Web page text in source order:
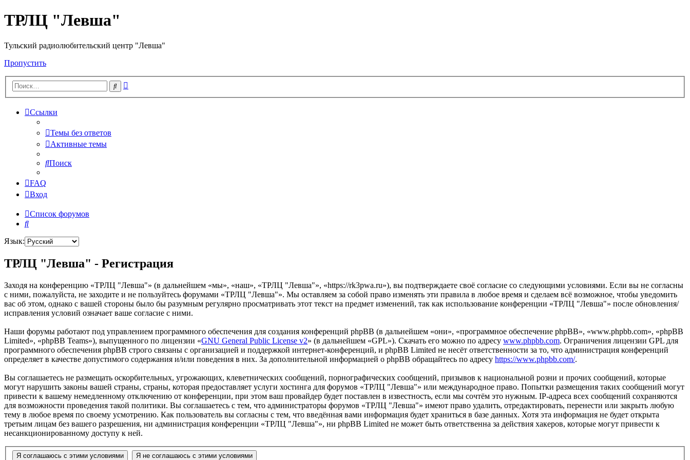
ТРЛЦ "Левша"
Тульский радиолюбительский центр "Левша"
Пропустить
Поиск
Ссылки
Темы без ответов
Активные темы
Поиск
FAQ
Вход
Список форумов
Поиск
Язык:
ТРЛЦ "Левша" - Регистрация
Заходя на конференцию «ТРЛЦ "Левша"» (в дальнейшем «мы», «наш», «ТРЛЦ "Левша"», «https://rk3pwa.ru»), вы подтверждаете своё согласие со следующими условиями. Если вы не согласны
с ними, пожалуйста, не заходите и не пользуйтесь форумами «ТРЛЦ "Левша"». Мы оставляем за собой право изменять эти правила в любое время и сделаем всё возможное, чтобы уведомить
вас об этом, однако с вашей стороны было бы разумным регулярно просматривать этот текст на предмет изменений, так как использование конференции «ТРЛЦ "Левша"» после обновления/
исправления условий означает ваше согласие с ними.
Наши форумы работают под управлением программного обеспечения для создания конференций phpBB (в дальнейшем «они», «программное обеспечение phpBB», «www.phpbb.com», «phpBB
Limited», «phpBB Teams»), выпущенного по лицензии «GNU General Public License v2» (в дальнейшем «GPL»). Скачать его можно по адресу www.phpbb.com. Ограничения лицензии GPL для
программного обеспечения phpBB строго связаны с организацией и поддержкой интернет-конференций, и phpBB Limited не несёт ответственности за то, что администрация конференций
определяет в качестве допустимого содержания и/или поведения в них. За дополнительной информацией о phpBB обращайтесь по адресу https://www.phpbb.com/.
Вы соглашаетесь не размещать оскорбительных, угрожающих, клеветнических сообщений, порнографических сообщений, призывов к национальной розни и прочих сообщений, которые
могут нарушить законы вашей страны, страны, которая предоставляет услуги хостинга для форумов «ТРЛЦ "Левша"» или международное право. Попытки размещения таких сообщений могут
привести к вашему немедленному отключению от конференции, при этом ваш провайдер будет поставлен в известность, если мы сочтём это нужным. IP-адреса всех сообщений сохраняются
для возможности проведения такой политики. Вы соглашаетесь с тем, что администраторы форумов «ТРЛЦ "Левша"» имеют право удалить, отредактировать, перенести или закрыть любую
тему в любое время по своему усмотрению. Как пользователь вы согласны с тем, что введённая вами информация будет храниться в базе данных. Хотя эта информация не будет открыта
третьим лицам без вашего разрешения, ни администрация конференции «ТРЛЦ "Левша"», ни phpBB Limited не может быть ответственна за действия хакеров, которые могут привести к
несанкционированному доступу к ней.